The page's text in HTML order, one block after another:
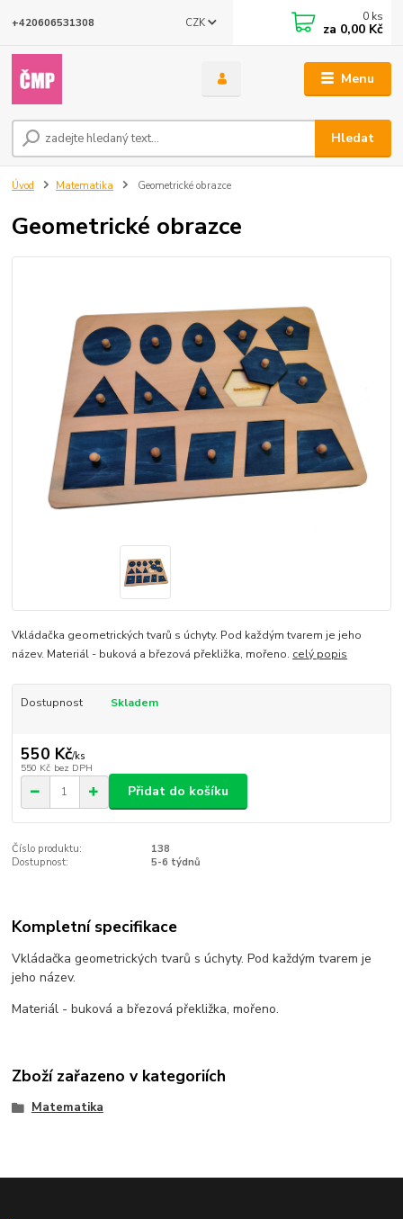
Menu
CZK
Hledat
+420606531308 0 ks
za 0,00 Kč
Úvod Matematika Geometrické obrazce
Geometrické obrazce
Vkládačka geometrických tvarů s úchyty. Pod každým tvarem je jeho
název. Materiál - buková a březová překližka, mořeno. celý popis
Dostupnost Skladem
550 Kč/ks
550 Kč bez DPH
Přidat do košíku
Číslo produktu:
138
Dostupnost:
5-6 týdnů
Kompletní specifikace
Vkládačka geometrických tvarů s úchyty. Pod každým tvarem je
jeho název.
Materiál - buková a březová překližka, mořeno.
Zboží zařazeno v kategoriích
Matematika